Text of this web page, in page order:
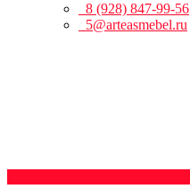
8 (928) 847-99-56
5@arteasmebel.ru